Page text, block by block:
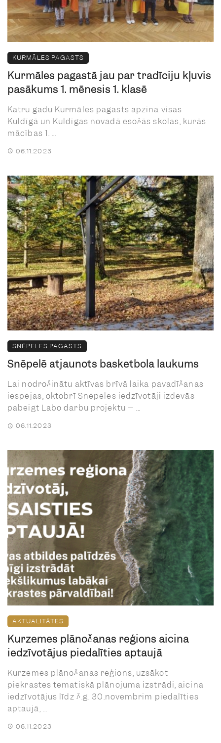
KURMĀLES PAGASTS
Kurmāles pagastā jau par tradīciju kļuvis
pasākums 1. mēnesis 1. klasē
Katru gadu Kurmāles pagasts apzina visas
Kuldīgā un Kuldīgas novadā esošās skolas, kurās
mācības 1. ...
06.11.2023
SNĒPELES PAGASTS
Snēpelē atjaunots basketbola laukums
Lai nodrošinātu aktīvas brīvā laika pavadīšanas
iespējas, oktobrī Snēpeles iedzīvotāji izdevās
pabeigt Labo darbu projektu – ...
06.11.2023
AKTUALITĀTES
Kurzemes plānošanas reģions aicina
iedzīvotājus piedalīties aptaujā
Kurzemes plānošanas reģions, uzsākot
piekrastes tematiskā plānojuma izstrādi, aicina
iedzīvotājus līdz š.g. 30.novembrim piedalīties
aptaujā, ...
06.11.2023